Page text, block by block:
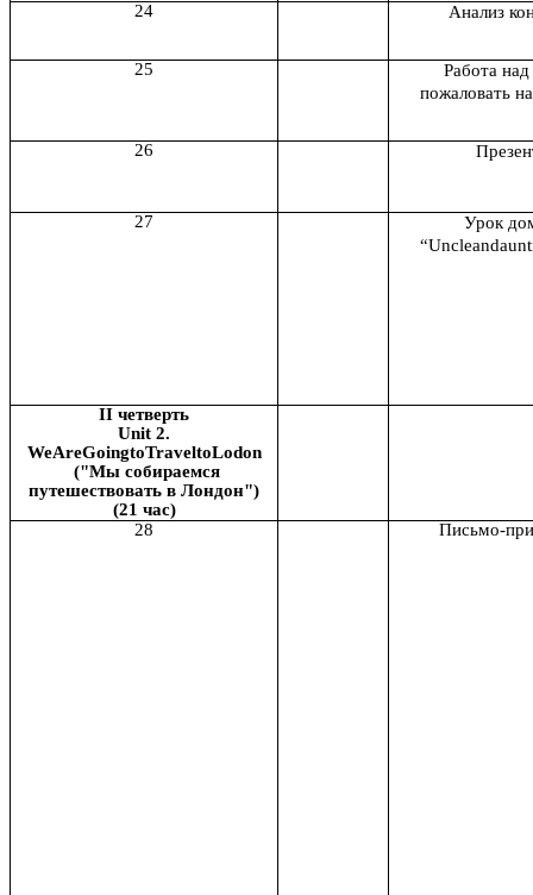
24 Анализ
25
Работа
пожаловать
26
27
Урок
II четверть
Unit 2.
WeAreGoingtoTraveltoLodon
("Мы собираемся
путешествовать в Лондон")
(21 час)
28
Письмо-